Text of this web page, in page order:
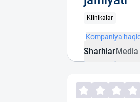
Klinikalar
Kompaniya
Sharhlar